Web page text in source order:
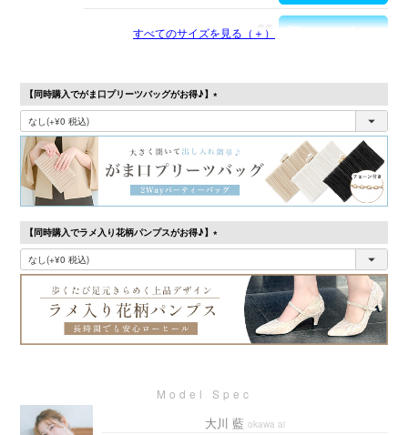
すべてのサイズを見る（＋）
【同時購入でがま口プリーツバッグがお得♪】
(必
【同時購入でラメ入り花柄パンプスがお得♪】
(必
大川 藍 okawa ai